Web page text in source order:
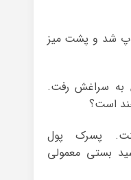
شد و پشت میز
به سراغش رفت.
است؟
پسرک پول
بستی معمولی